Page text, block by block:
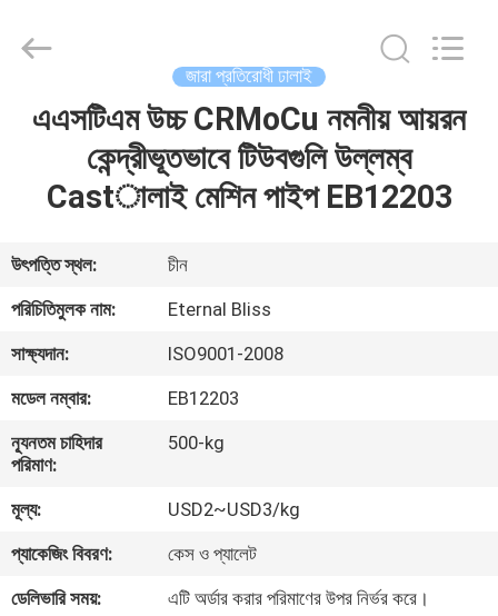
বাড়ি
ভিডিও
সম্পর্কে
কারখানা
মান
নিয়ন্ত্রণ
Forging
Reserved.
জারা প্রতিরোধী ঢালাই
এএসটিএম উচ্চ CRMoCu নমনীয় আয়রন
কেন্দ্রীভূতভাবে টিউবগুলি উল্লম্ব
Castালাই মেশিন পাইপ EB12203
উৎপত্তি স্থল:
চীন
পরিচিতিমুলক নাম:
Eternal Bliss
সাক্ষ্যদান:
ISO9001-2008
মডেল নম্বার:
EB12203
ন্যূনতম চাহিদার
পরিমাণ:
500-kg
মূল্য:
USD2~USD3/kg
প্যাকেজিং বিবরণ:
কেস ও প্যালেট
ডেলিভারি সময়:
এটি অর্ডার করার পরিমাণের উপর নির্ভর করে।